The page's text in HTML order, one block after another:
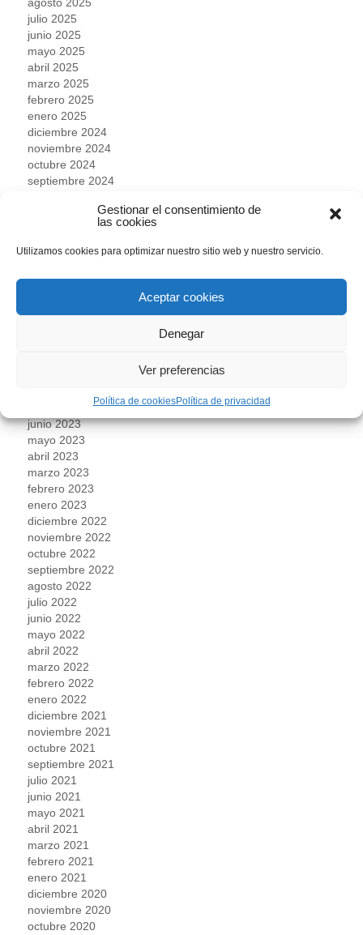
Gestionar el consentimiento de
las cookies
Utilizamos cookies para optimizar nuestro sitio web y nuestro servicio.
Aceptar cookies
Denegar
Ver preferencias
Política de cookiesPolítica de privacidad
julio 2025
junio 2025
mayo 2025
abril 2025
marzo 2025
febrero 2025
enero 2025
diciembre 2024
noviembre 2024
octubre 2024
septiembre 2024
mayo 2024
marzo 2024
junio 2023
mayo 2023
abril 2023
marzo 2023
febrero 2023
enero 2023
diciembre 2022
noviembre 2022
octubre 2022
septiembre 2022
agosto 2022
julio 2022
junio 2022
mayo 2022
abril 2022
marzo 2022
febrero 2022
enero 2022
diciembre 2021
noviembre 2021
octubre 2021
septiembre 2021
julio 2021
junio 2021
mayo 2021
abril 2021
marzo 2021
febrero 2021
enero 2021
diciembre 2020
noviembre 2020
octubre 2020